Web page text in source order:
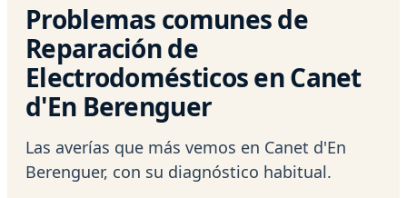
Problemas comunes de
Reparación de
Electrodomésticos en Canet
d'En Berenguer
Las averías que más vemos en Canet d'En
Berenguer, con su diagnóstico habitual.